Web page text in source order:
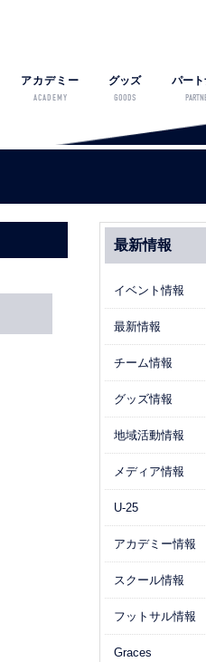
アカデミー
ACADEMY
グッズ
GOODS
パー
最新情報
イベント情報
最新情報
チーム情報
グッズ情報
地域活動情報
メディア情報
U-25
アカデミー情報
スクール情報
フットサル情報
Graces